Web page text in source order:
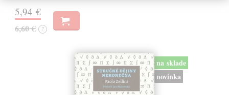
5,94 €
6,60 € ?
na sklade
novinka